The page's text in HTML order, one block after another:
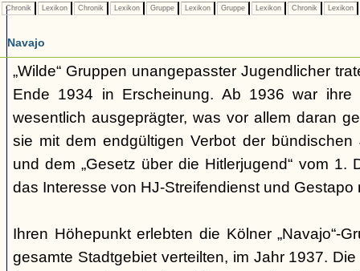
Chronik Lexikon Chronik Lexikon Gruppe Lexikon Gruppe Lexikon Chronik Lexikon
Navajo
„Wilde“ Gruppen unangepasster Jugendlicher
Ende 1934 in Erscheinung. Ab 1936 war ihre
wesentlich ausgeprägter, was vor allem daran
sie mit dem endgültigen Verbot der
und dem „Gesetz über die Hitlerjugend“ vom 1.
das Interesse von HJ-Streifendienst und Gestapo
Ihren Höhepunkt erlebten die Kölner „Navajo“-
gesamte Stadtgebiet verteilten, im Jahr 1937.